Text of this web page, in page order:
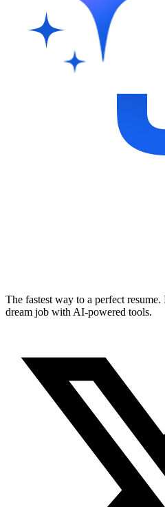
The fastest way to a perfect
dream job with AI-powered tools.